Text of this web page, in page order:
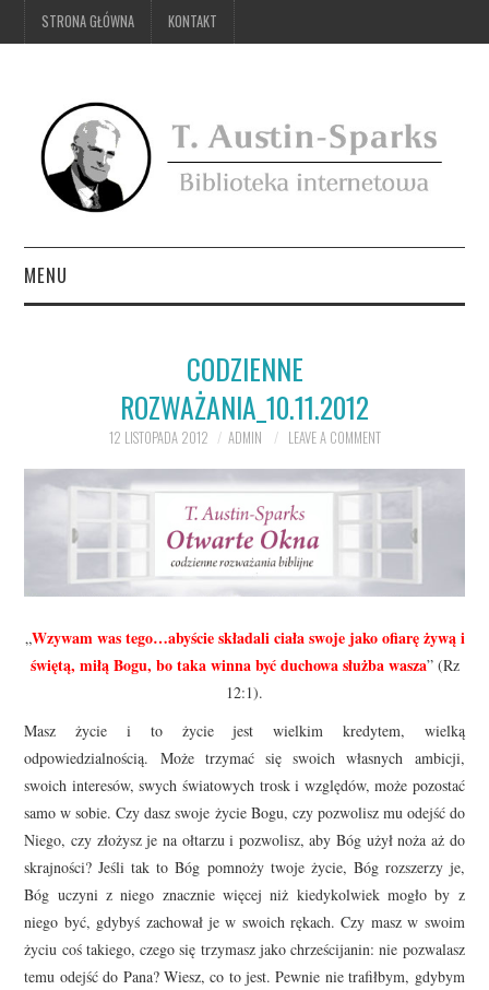
STRONA GŁÓWNA KONTAKT
MENU
CODZIENNE
ROZWAŻANIA_10.11.2012
12 LISTOPADA 2012 ADMIN LEAVE A COMMENT
„Wzywam was tego…abyście składali ciała swoje jako ofiarę żywą i
świętą, miłą Bogu, bo taka winna być duchowa służba wasza” (Rz
12:1).
Masz życie i to życie jest wielkim kredytem, wielką
odpowiedzialnością. Może trzymać się swoich własnych ambicji,
swoich interesów, swych światowych trosk i względów, może pozostać
samo w sobie. Czy dasz swoje życie Bogu, czy pozwolisz mu odejść do
Niego, czy złożysz je na ołtarzu i pozwolisz, aby Bóg użył noża aż do
skrajności? Jeśli tak to Bóg pomnoży twoje życie, Bóg rozszerzy je,
Bóg uczyni z niego znacznie więcej niż kiedykolwiek mogło by z
niego być, gdybyś zachował je w swoich rękach. Czy masz w swoim
życiu coś takiego, czego się trzymasz jako chrześcijanin: nie pozwalasz
temu odejść do Pana? Wiesz, co to jest. Pewnie nie trafiłbym, gdybym